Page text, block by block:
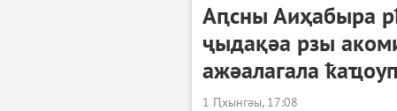
Аԥсны Аиҳабыра
ҷыдақәа рзы
ажәалагала ҟаҵоуп
1 Ԥхынгәы, 17:08